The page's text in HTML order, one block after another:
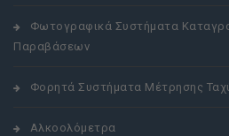
Φωτογραφικά Συστήματα
Παραβάσεων
Φορητά Συστήματα Μέτρησης
Αλκοολόμετρα